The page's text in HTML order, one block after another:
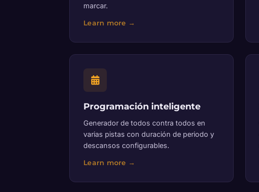
marcar.
Programación inteligente
Generador de todos contra todos en
varias pistas con duración de periodo y
descansos configurables.